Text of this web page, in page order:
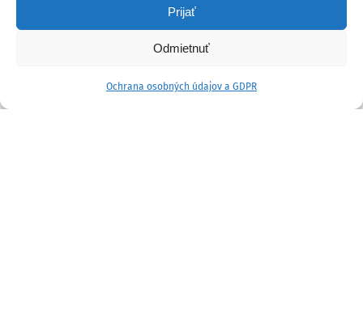
Prijať
Odmietnuť
Ochrana osobných údajov a GDPR